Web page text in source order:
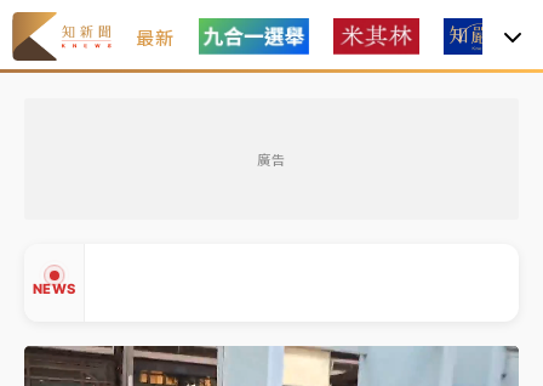
最新
廣告
NEWS
有片｜
連根拔起
中颱白海豚風雨來了！中部以北防豪雨 今晚、明天影
響最劇烈